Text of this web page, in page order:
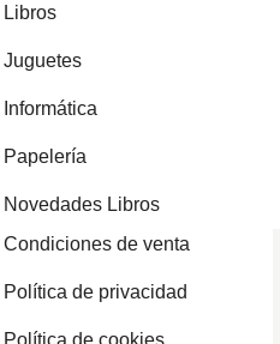
Libros
Juguetes
Informática
Papelería
Novedades Libros
Condiciones de venta
Política de privacidad
Política de cookies